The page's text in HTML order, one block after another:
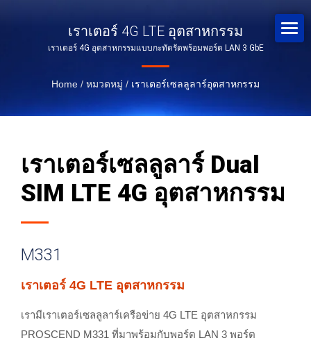
เราเตอร์ 4G LTE อุตสาหกรรม
เราเตอร์ 4G อุตสาหกรรมแบบกะทัดรัดพร้อมพอร์ต LAN 3 GbE
Home / หมวดหมู่ / เราเตอร์เซลลูลาร์อุตสาหกรรม
เราเตอร์เซลลูลาร์ Dual
SIM LTE 4G อุตสาหกรรม
M331
เราเตอร์ 4G LTE อุตสาหกรรม
เรามีเราเตอร์เซลลูลาร์เครือข่าย 4G LTE อุตสาหกรรม
PROSCEND M331 ที่มาพร้อมกับพอร์ต LAN 3 พอร์ต